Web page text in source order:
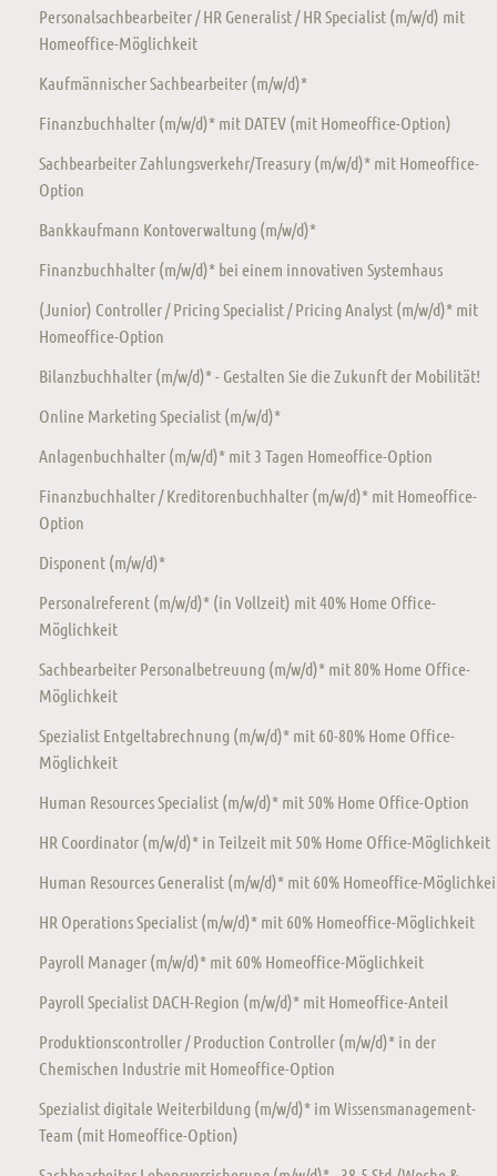
Personalsachbearbeiter / HR Generalist / HR Specialist (m/w/d) mit
Homeoffice-Möglichkeit
Kaufmännischer Sachbearbeiter (m/w/d)*
Finanzbuchhalter (m/w/d)* mit DATEV (mit Homeoffice-Option)
Sachbearbeiter Zahlungsverkehr/Treasury (m/w/d)* mit Homeoffice-
Option
Bankkaufmann Kontoverwaltung (m/w/d)*
Finanzbuchhalter (m/w/d)* bei einem innovativen Systemhaus
(Junior) Controller / Pricing Specialist / Pricing Analyst (m/w/d)* mit
Homeoffice-Option
Bilanzbuchhalter (m/w/d)* - Gestalten Sie die Zukunft der Mobilität!
Online Marketing Specialist (m/w/d)*
Anlagenbuchhalter (m/w/d)* mit 3 Tagen Homeoffice-Option
Finanzbuchhalter / Kreditorenbuchhalter (m/w/d)* mit Homeoffice-
Option
Disponent (m/w/d)*
Personalreferent (m/w/d)* (in Vollzeit) mit 40% Home Office-
Möglichkeit
Sachbearbeiter Personalbetreuung (m/w/d)* mit 80% Home Office-
Möglichkeit
Spezialist Entgeltabrechnung (m/w/d)* mit 60-80% Home Office-
Möglichkeit
Human Resources Specialist (m/w/d)* mit 50% Home Office-Option
HR Coordinator (m/w/d)* in Teilzeit mit 50% Home Office-Möglichkeit
Human Resources Generalist (m/w/d)* mit 60% Homeoffice-
HR Operations Specialist (m/w/d)* mit 60% Homeoffice-Möglichkeit
Payroll Manager (m/w/d)* mit 60% Homeoffice-Möglichkeit
Payroll Specialist DACH-Region (m/w/d)* mit Homeoffice-Anteil
Produktionscontroller / Production Controller (m/w/d)* in der
Chemischen Industrie mit Homeoffice-Option
Spezialist digitale Weiterbildung (m/w/d)* im Wissensmanagement-
Team (mit Homeoffice-Option)